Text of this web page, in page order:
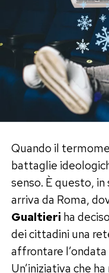
Quando il
battaglie
senso. È questo,
arriva da Roma,
Gualtieri ha
dei cittadini una
affrontare
Un’iniziativa che